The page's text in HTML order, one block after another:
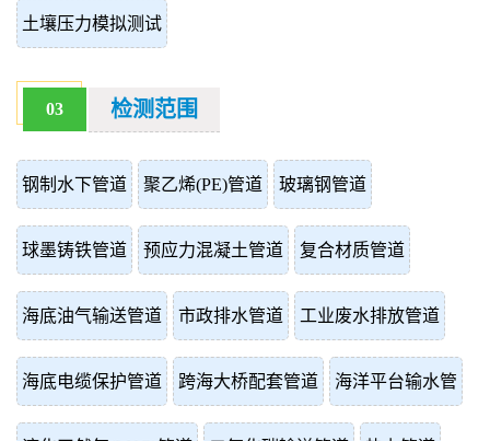
土壤压力模拟测试
03 检测范围
钢制水下管道 聚乙烯(PE)管道 玻璃钢管道
球墨铸铁管道 预应力混凝土管道 复合材质管道
海底油气输送管道 市政排水管道 工业废水排放管道
海底电缆保护管道 跨海大桥配套管道 海洋平台输水管